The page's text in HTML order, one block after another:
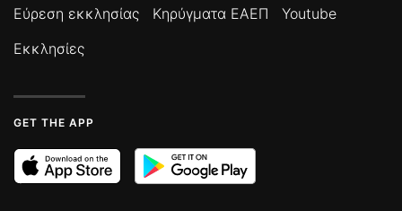
Εύρεση εκκλησίας
Κηρύγματα ΕΑΕΠ
Youtube
Εκκλησίες
GET THE APP